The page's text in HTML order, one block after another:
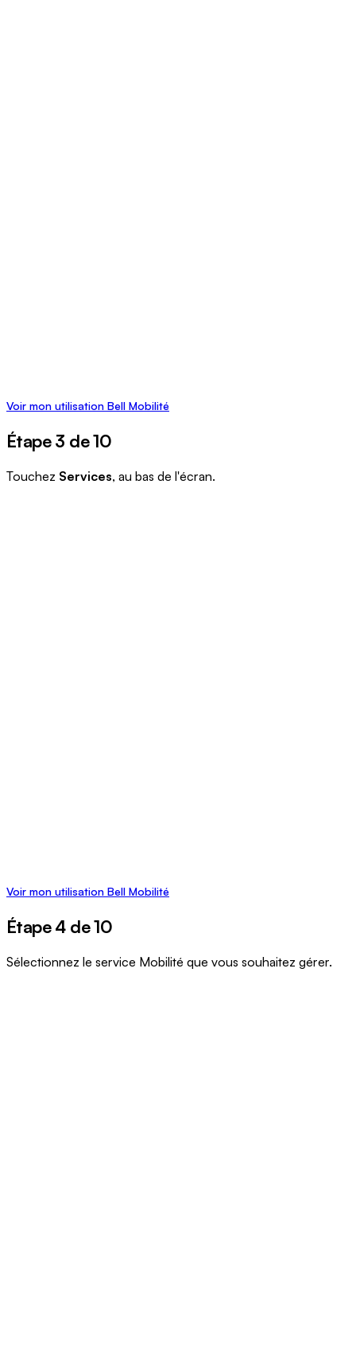
Voir mon utilisation Bell Mobilité
Étape 3 de 10
Touchez Services, au bas de l'écran.
Voir mon utilisation Bell Mobilité
Étape 4 de 10
Sélectionnez le service Mobilité que vous souhaitez gérer.